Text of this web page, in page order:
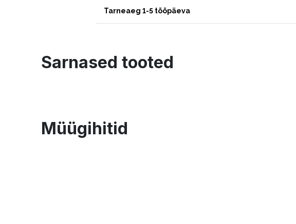
Tarneaeg 1-5 tööpäeva
Sarnased tooted
Müügihitid